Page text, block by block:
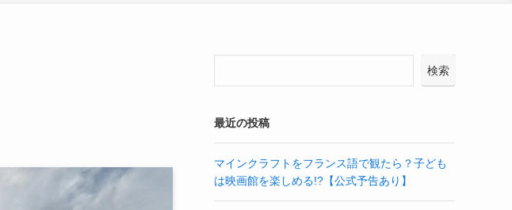
検索
最近の投稿
マインクラフトをフランス語で観たら？子ども
は映画館を楽しめる!?【公式予告あり】